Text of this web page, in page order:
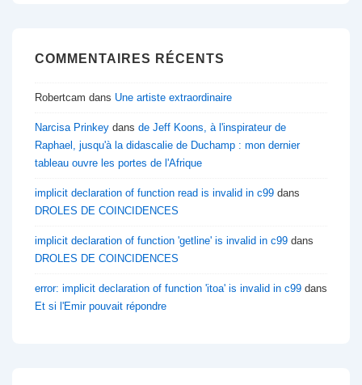
COMMENTAIRES RÉCENTS
Robertcam dans Une artiste extraordinaire
Narcisa Prinkey dans de Jeff Koons, à l'inspirateur de
Raphael, jusqu'à la didascalie de Duchamp : mon dernier
tableau ouvre les portes de l'Afrique
implicit declaration of function read is invalid in c99 dans
DROLES DE COINCIDENCES
implicit declaration of function 'getline' is invalid in c99 dans
DROLES DE COINCIDENCES
error: implicit declaration of function 'itoa' is invalid in c99 dans
Et si l'Emir pouvait répondre